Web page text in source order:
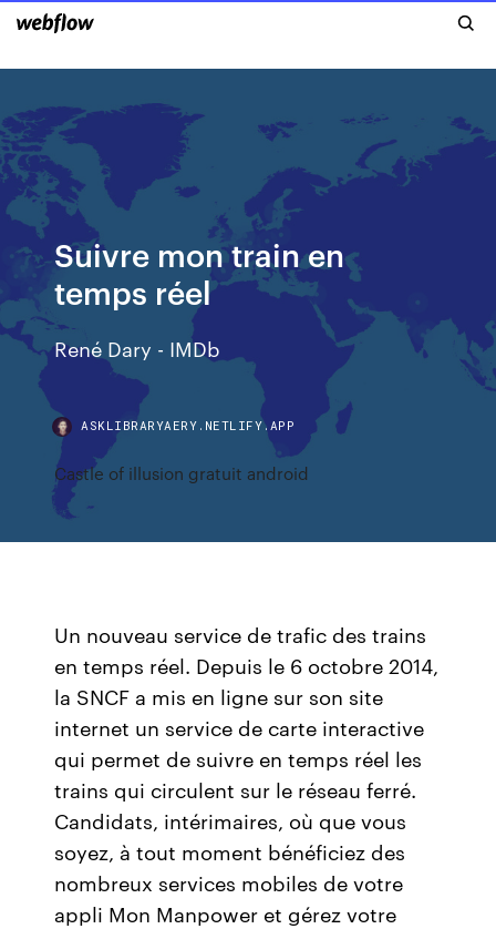
Suivre mon train en
temps réel
René Dary - IMDb
ASKLIBRARYAERY.NETLIFY.APP
Castle of illusion gratuit android
Un nouveau service de trafic des trains
en temps réel. Depuis le 6 octobre 2014,
la SNCF a mis en ligne sur son site
internet un service de carte interactive
qui permet de suivre en temps réel les
trains qui circulent sur le réseau ferré.
Candidats, intérimaires, où que vous
soyez, à tout moment bénéficiez des
nombreux services mobiles de votre
appli Mon Manpower et gérez votre